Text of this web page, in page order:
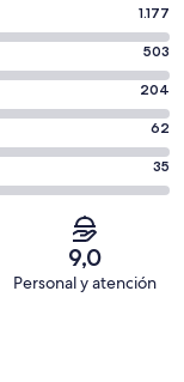
1.177
503
204
62
35
9,0
Personal y atención